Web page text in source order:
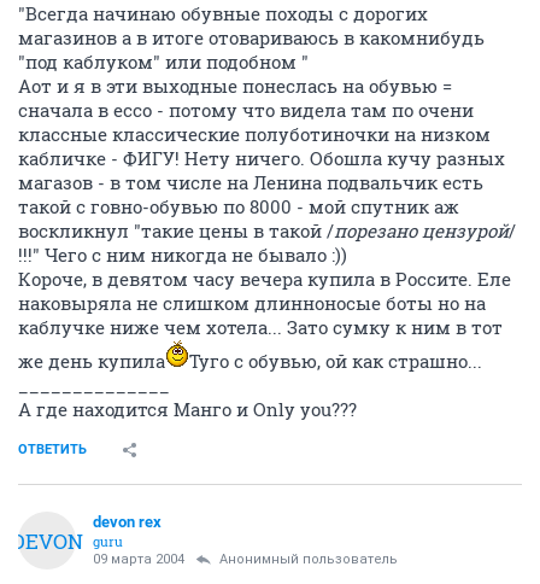
"Всегда начинаю обувные походы с дорогих
магазинов а в итоге отовариваюсь в какомнибудь
"под каблуком" или подобном "
Аот и я в эти выходные понеслась на обувью =
сначала в ecco - потому что видела там по очени
классные классические полуботиночки на низком
кабличке - ФИГУ! Нету ничего. Обошла кучу разных
магазов - в том числе на Ленина подвальчик есть
такой с говно-обувью по 8000 - мой спутник аж
воскликнул "такие цены в такой /порезано цензурой/
!!!" Чего с ним никогда не бывало :))
Короче, в девятом часу вечера купила в Россите. Еле
наковыряла не слишком длинноносые боты но на
каблучке ниже чем хотела... Зато сумку к ним в тот
же день купила
Туго с обувью, ой как страшно...
А где находится Манго и Only you???
ОТВЕТИТЬ
DEVON
devon rex
guru
09 марта 2004 Анонимный пользователь